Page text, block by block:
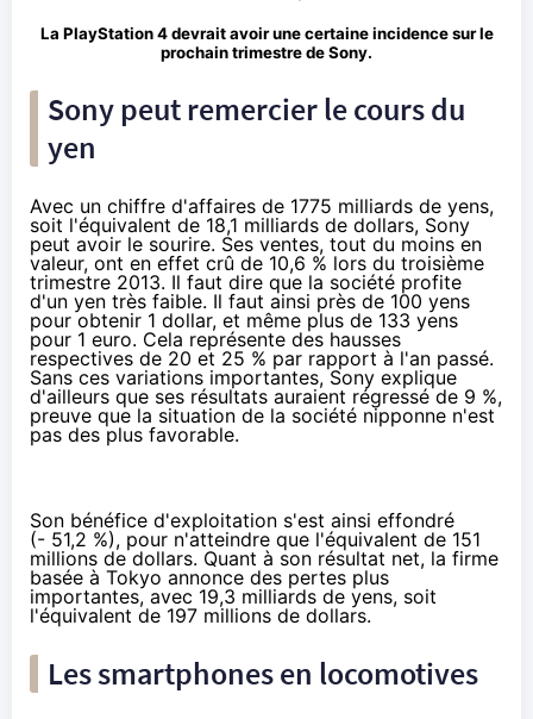
La PlayStation 4 devrait avoir une certaine incidence sur le
prochain trimestre de Sony.
Sony peut remercier le cours du
yen
Avec un chiffre d'affaires de 1775 milliards de yens,
soit l'équivalent de 18,1 milliards de dollars, Sony
peut avoir le sourire. Ses ventes, tout du moins en
valeur, ont en effet crû de 10,6 % lors du troisième
trimestre 2013. Il faut dire que la société profite
d'un yen très faible. Il faut ainsi près de 100 yens
pour obtenir 1 dollar, et même plus de 133 yens
pour 1 euro. Cela représente des hausses
respectives de 20 et 25 % par rapport à l'an passé.
Sans ces variations importantes, Sony explique
d'ailleurs que ses résultats auraient régressé de 9 %,
preuve que la situation de la société nipponne n'est
pas des plus favorable.
Son bénéfice d'exploitation s'est ainsi effondré
(- 51,2 %), pour n'atteindre que l'équivalent de 151
millions de dollars. Quant à son résultat net, la firme
basée à Tokyo annonce des pertes plus
importantes, avec 19,3 milliards de yens, soit
l'équivalent de 197 millions de dollars.
Les smartphones en locomotives